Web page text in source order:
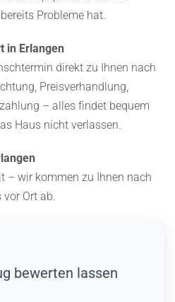
Probleme hat.
in Erlangen
direkt zu Ihnen nach
Preisverhandlung,
– alles findet bequem
Haus nicht verlassen.
– wir kommen zu Ihnen nach
Ort ab.
bewerten lassen